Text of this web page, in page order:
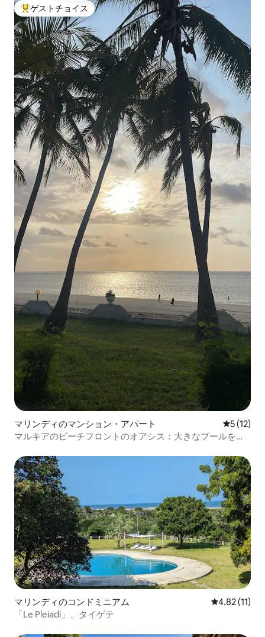
大好評のゲストチョイスです。
ゲストチョイス
マリンディのマンション・アパート レビュー
5 (12)
マルキアのビーチフロントのオアシス：大きなプールを備
マリンディのコンドミニアム レビュー11
4.82 (11)
「Le Pleiadi」、タイゲテ